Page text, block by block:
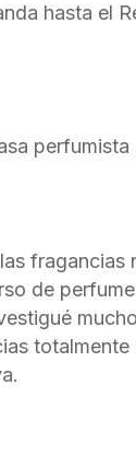
hasta el
fragancias
de
totalmente